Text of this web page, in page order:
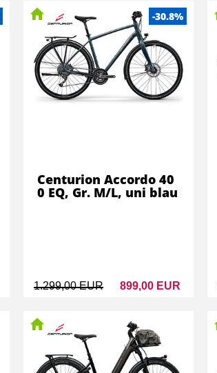
-30.8%
1.299,00 EUR 899,00 EUR
Centurion Accordo 40
0 EQ, Gr. M/L, uni blau